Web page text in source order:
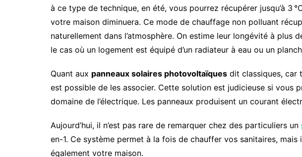
à ce type de technique, en été, vous pourrez récupérer jusqu’à 3
votre maison diminuera. Ce mode de chauffage non polluant
naturellement dans l’atmosphère. On estime leur longévité à plus
le cas où un logement est équipé d’un radiateur à eau ou un
Quant aux panneaux solaires photovoltaïques dit classiques, car
est possible de les associer. Cette solution est judicieuse si vous
domaine de l’électrique. Les panneaux produisent un courant
Aujourd’hui, il n’est pas rare de remarquer chez des particuliers un
en-1. Ce système permet à la fois de chauffer vos sanitaires,
également votre maison.